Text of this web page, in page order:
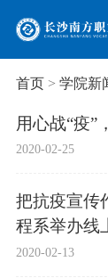
首页> 学院新
用心战“疫”
2020-02-25
把抗疫宣
程系举办线
2020-02-13